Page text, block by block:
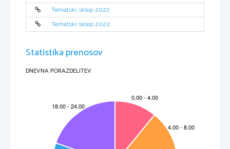
Tematski sklop 2022
Tematski sklop 2022
Statistika prenosov
DNEVNA PORAZDELITEV